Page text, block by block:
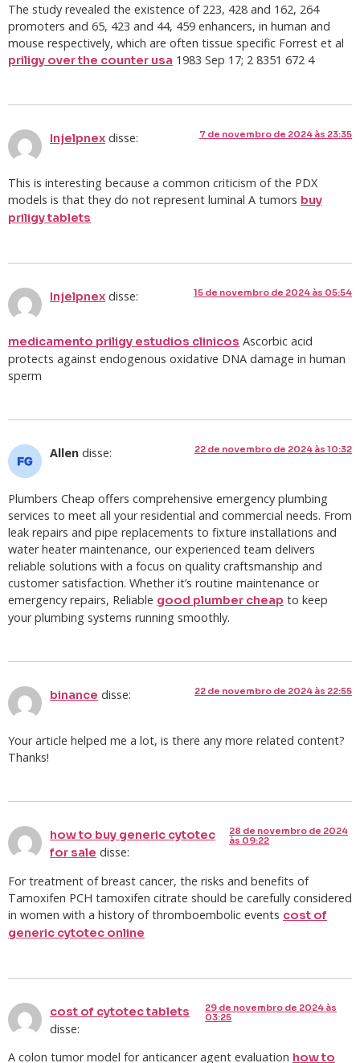
The study revealed the existence of 223, 428 and 162, 264
promoters and 65, 423 and 44, 459 enhancers, in human and
mouse respectively, which are often tissue specific Forrest et al
priligy over the counter usa 1983 Sep 17; 2 8351 672 4
Injelpnex disse: 7 de novembro de 2024 às 23:35
This is interesting because a common criticism of the PDX
models is that they do not represent luminal A tumors buy
priligy tablets
Injelpnex disse: 15 de novembro de 2024 às 05:54
medicamento priligy estudios clinicos Ascorbic acid
protects against endogenous oxidative DNA damage in human
sperm
Allen disse: 22 de novembro de 2024 às 10:32
Plumbers Cheap offers comprehensive emergency plumbing
services to meet all your residential and commercial needs. From
leak repairs and pipe replacements to fixture installations and
water heater maintenance, our experienced team delivers
reliable solutions with a focus on quality craftsmanship and
customer satisfaction. Whether it’s routine maintenance or
emergency repairs, Reliable good plumber cheap to keep
your plumbing systems running smoothly.
binance disse: 22 de novembro de 2024 às 22:55
Your article helped me a lot, is there any more related content?
Thanks!
how to buy generic cytotec
for sale disse:
28 de novembro de 2024
às 09:22
For treatment of breast cancer, the risks and benefits of
Tamoxifen PCH tamoxifen citrate should be carefully considered
in women with a history of thromboembolic events cost of
generic cytotec online
cost of cytotec tablets
disse:
29 de novembro de 2024 às
03:25
A colon tumor model for anticancer agent evaluation how to